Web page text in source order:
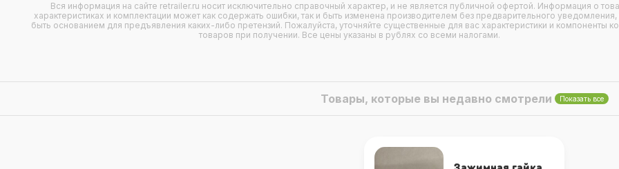
Вся информация на сайте retrailer.ru носит исключительно справочный характер, и не является публичной офертой. Информация о
характеристиках и комплектации может как содержать ошибки, так и быть изменена производителем без предварительного
быть основанием для предъявления каких-либо претензий. Пожалуйста, уточняйте существенные для вас характеристики и компоненты
товаров при получении. Все цены указаны в рублях со всеми налогами.
Товары, которые вы недавно смотрели Показать все